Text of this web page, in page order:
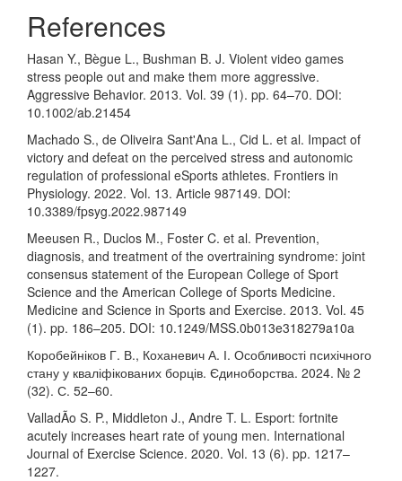
References
Hasan Y., Bègue L., Bushman B. J. Violent video games
stress people out and make them more aggressive.
Aggressive Behavior. 2013. Vol. 39 (1). pp. 64–70. DOI:
10.1002/ab.21454
Machado S., de Oliveira Sant'Ana L., Cid L. et al. Impact of
victory and defeat on the perceived stress and autonomic
regulation of professional eSports athletes. Frontiers in
Physiology. 2022. Vol. 13. Article 987149. DOI:
10.3389/fpsyg.2022.987149
Meeusen R., Duclos M., Foster C. et al. Prevention,
diagnosis, and treatment of the overtraining syndrome: joint
consensus statement of the European College of Sport
Science and the American College of Sports Medicine.
Medicine and Science in Sports and Exercise. 2013. Vol. 45
(1). pp. 186–205. DOI: 10.1249/MSS.0b013e318279a10a
Коробейніков Г. В., Коханевич А. І. Особливості психічного
стану у кваліфікованих борців. Єдиноборства. 2024. № 2
(32). С. 52–60.
ValladÃo S. P., Middleton J., Andre T. L. Esport: fortnite
acutely increases heart rate of young men. International
Journal of Exercise Science. 2020. Vol. 13 (6). pp. 1217–
1227.